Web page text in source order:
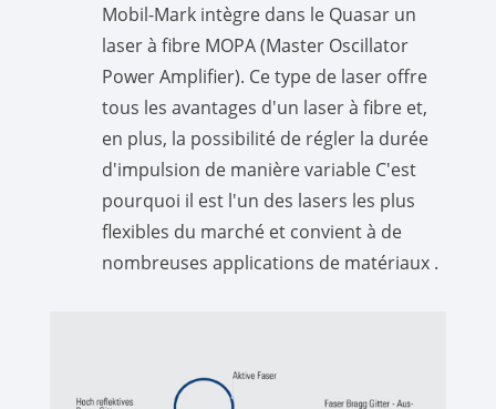
Mobil-Mark intègre dans le Quasar un
laser à fibre MOPA (Master Oscillator
Power Amplifier). Ce type de laser offre
tous les avantages d'un laser à fibre et,
en plus, la possibilité de régler la durée
d'impulsion de manière variable C'est
pourquoi il est l'un des lasers les plus
flexibles du marché et convient à de
nombreuses applications de matériaux .